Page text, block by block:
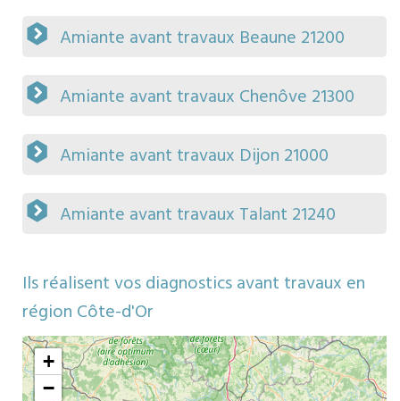
Amiante avant travaux Beaune 21200
Amiante avant travaux Chenôve 21300
Amiante avant travaux Dijon 21000
Amiante avant travaux Talant 21240
Ils réalisent vos diagnostics avant travaux en
région Côte-d'Or
+
−